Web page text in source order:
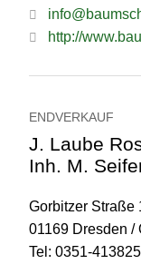
http://
ENDVERKAUF
J. Laube
Inh. M.
Gorbitzer Straße
01169 Dresden /
Tel: 0351-